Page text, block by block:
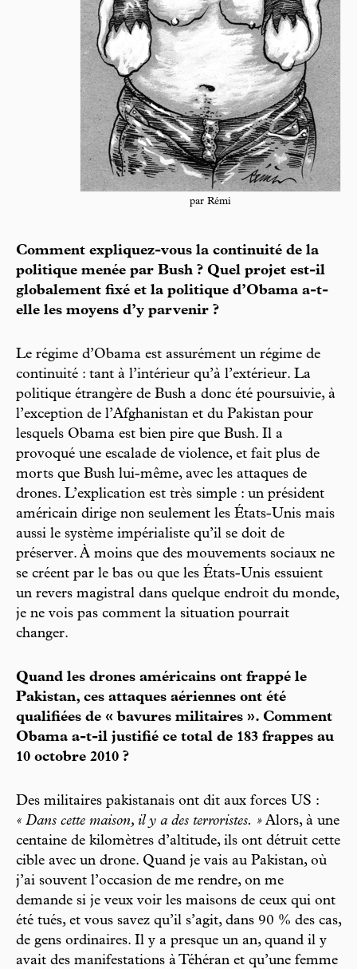
par Rémi
Comment expliquez-vous la continuité de la
politique menée par Bush ? Quel projet est-il
globalement fixé et la politique d’Obama a-t-
elle les moyens d’y parvenir ?
Le régime d’Obama est assurément un régime de
continuité : tant à l’intérieur qu’à l’extérieur. La
politique étrangère de Bush a donc été poursuivie, à
l’exception de l’Afghanistan et du Pakistan pour
lesquels Obama est bien pire que Bush. Il a
provoqué une escalade de violence, et fait plus de
morts que Bush lui-même, avec les attaques de
drones. L’explication est très simple : un président
américain dirige non seulement les États-Unis mais
aussi le système impérialiste qu’il se doit de
préserver. À moins que des mouvements sociaux ne
se créent par le bas ou que les États-Unis essuient
un revers magistral dans quelque endroit du monde,
je ne vois pas comment la situation pourrait
changer.
Quand les drones américains ont frappé le
Pakistan, ces attaques aériennes ont été
qualifiées de « bavures militaires ». Comment
Obama a-t-il justifié ce total de 183 frappes au
10 octobre 2010 ?
Des militaires pakistanais ont dit aux forces US :
« Dans cette maison, il y a des terroristes. » Alors, à une
centaine de kilomètres d’altitude, ils ont détruit cette
cible avec un drone. Quand je vais au Pakistan, où
j’ai souvent l’occasion de me rendre, on me
demande si je veux voir les maisons de ceux qui ont
été tués, et vous savez qu’il s’agit, dans 90 % des cas,
de gens ordinaires. Il y a presque un an, quand il y
avait des manifestations à Téhéran et qu’une femme